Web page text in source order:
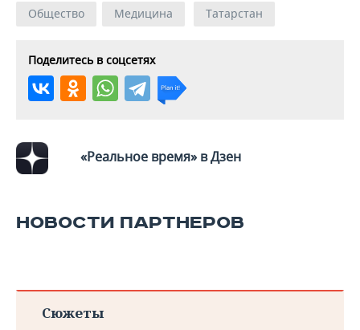
Общество Медицина Татарстан
Поделитесь в соцсетях
«Реальное время» в Дзен
НОВОСТИ ПАРТНЕРОВ
Сюжеты